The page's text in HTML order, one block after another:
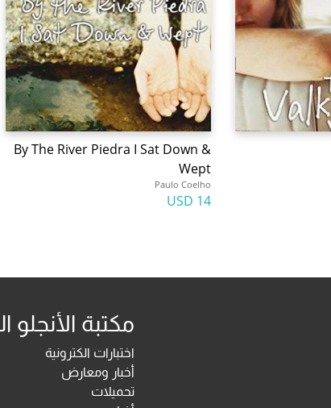
By The River Piedra I Sat Down &
Wept
Paulo Coelho
14 USD
مكتبة الأنجلو
اختبارات الكترونية
أخبار ومعارض
تحميلات